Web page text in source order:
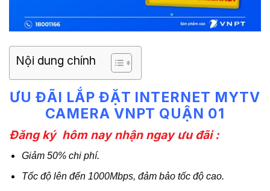
Nội dung chính
ƯU ĐÃI LẮP ĐẶT INTERNET MYTV
CAMERA VNPT QUẬN 01
Đăng ký hôm nay nhận ngay ưu đãi :
Giảm 50% chi phí.
Tốc độ lên đến 1000Mbps, đảm bảo tốc độ cao.